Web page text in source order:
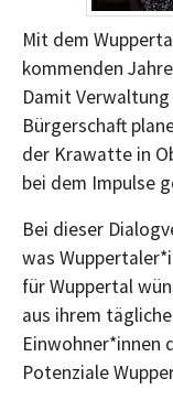
Mit dem
kommenden
Damit
Bürgerschaft
der Krawatte in
bei dem Impulse
Bei dieser
was
für Wuppertal
aus ihrem
Einwohner*innen
Potenziale